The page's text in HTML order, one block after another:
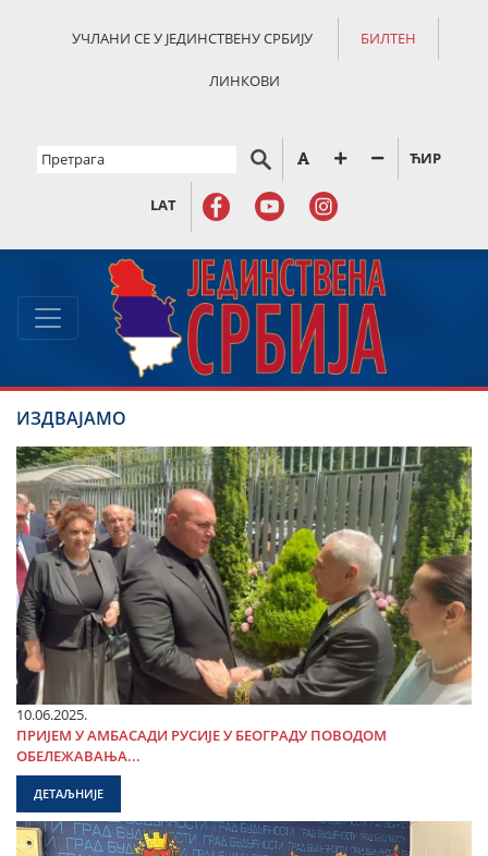
УЧЛАНИ СЕ У ЈЕДИНСТВЕНУ СРБИЈУ БИЛТЕН
ЛИНКОВИ
ЋИР
LAT
ИЗДВАЈАМО
10.06.2025.
ПРИЈЕМ У АМБАСАДИ РУСИЈЕ У БЕОГРАДУ ПОВОДОМ
ОБЕЛЕЖАВАЊА...
ДЕТАЉНИЈЕ